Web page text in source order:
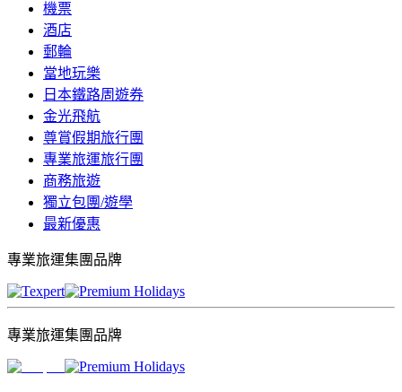
機票
酒店
郵輪
當地玩樂
日本鐵路周遊券
金光飛航
尊賞假期旅行團
專業旅運旅行團
商務旅遊
獨立包團/遊學
最新優惠
專業旅運集團品牌
專業旅運集團品牌